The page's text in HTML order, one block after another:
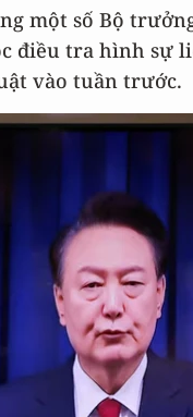
một số Bộ
điều tra hình sự
vào tuần trước.